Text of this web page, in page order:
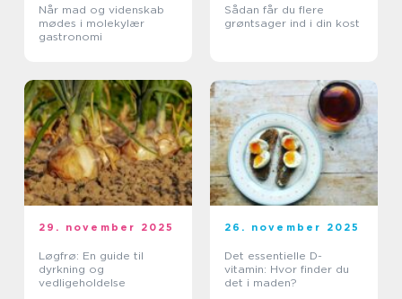
Når mad og videnskab
mødes i molekylær
gastronomi
Sådan får du flere
grøntsager ind i din kost
29. november 2025
Løgfrø: En guide til
dyrkning og
vedligeholdelse
26. november 2025
Det essentielle D-
vitamin: Hvor finder du
det i maden?